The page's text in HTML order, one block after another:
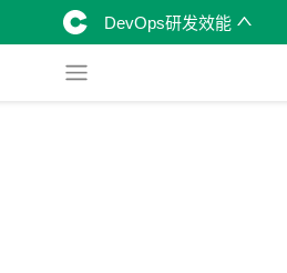
DevOps研发效能